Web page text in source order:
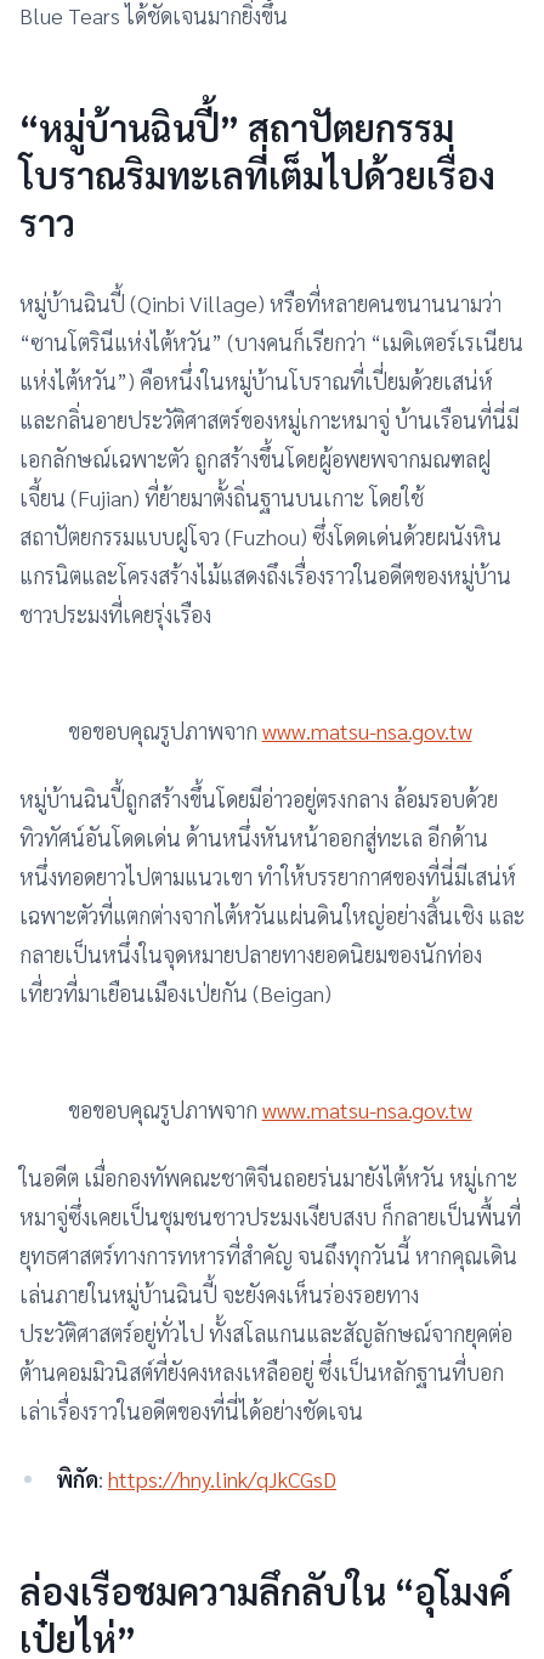
Blue Tears ได้ชัดเจนมากยิ่งขึ้น
“หมู่บ้านฉินปี้” สถาปัตยกรรม
โบราณริมทะเลที่เต็มไปด้วยเรื่อง
ราว
หมู่บ้านฉินปี้ (Qinbi Village) หรือที่หลายคนขนานนามว่า
“ซานโตรินีแห่งไต้หวัน” (บางคนก็เรียกว่า “เมดิเตอร์เรเนียน
แห่งไต้หวัน”) คือหนึ่งในหมู่บ้านโบราณที่เปี่ยมด้วยเสน่ห์
และกลิ่นอายประวัติศาสตร์ของหมู่เกาะหมาจู่ บ้านเรือนที่นี่มี
เอกลักษณ์เฉพาะตัว ถูกสร้างขึ้นโดยผู้อพยพจากมณฑลฝู
เจี้ยน (Fujian) ที่ย้ายมาตั้งถิ่นฐานบนเกาะ โดยใช้
สถาปัตยกรรมแบบฝูโจว (Fuzhou) ซึ่งโดดเด่นด้วยผนังหิน
แกรนิตและโครงสร้างไม้แสดงถึงเรื่องราวในอดีตของหมู่บ้าน
ชาวประมงที่เคยรุ่งเรือง
ขอขอบคุณรูปภาพจาก www.matsu-nsa.gov.tw
หมู่บ้านฉินปี้ถูกสร้างขึ้นโดยมีอ่าวอยู่ตรงกลาง ล้อมรอบด้วย
ทิวทัศน์อันโดดเด่น ด้านหนึ่งหันหน้าออกสู่ทะเล อีกด้าน
หนึ่งทอดยาวไปตามแนวเขา ทำให้บรรยากาศของที่นี่มีเสน่ห์
เฉพาะตัวที่แตกต่างจากไต้หวันแผ่นดินใหญ่อย่างสิ้นเชิง และ
กลายเป็นหนึ่งในจุดหมายปลายทางยอดนิยมของนักท่อง
เที่ยวที่มาเยือนเมืองเป่ยกัน (Beigan)
ขอขอบคุณรูปภาพจาก www.matsu-nsa.gov.tw
ในอดีต เมื่อกองทัพคณะชาติจีนถอยร่นมายังไต้หวัน หมู่เกาะ
หมาจู่ซึ่งเคยเป็นชุมชนชาวประมงเงียบสงบ ก็กลายเป็นพื้นที่
ยุทธศาสตร์ทางการทหารที่สำคัญ จนถึงทุกวันนี้ หากคุณเดิน
เล่นภายในหมู่บ้านฉินปี้ จะยังคงเห็นร่องรอยทาง
ประวัติศาสตร์อยู่ทั่วไป ทั้งสโลแกนและสัญลักษณ์จากยุคต่อ
ต้านคอมมิวนิสต์ที่ยังคงหลงเหลืออยู่ ซึ่งเป็นหลักฐานที่บอก
เล่าเรื่องราวในอดีตของที่นี่ได้อย่างชัดเจน
พิกัด: https://hny.link/qJkCGsD
ล่องเรือชมความลึกลับใน “อุโมงค์
เป๋ยไห่”